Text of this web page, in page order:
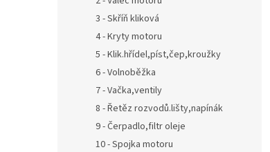
3 - Skříň kliková
4 - Kryty motoru
5 - Klik.hřídel,píst,čep,kroužky
6 - Volnoběžka
7 - Vačka,ventily
8 - Řetěz rozvodů.lišty,napínák
9 - Čerpadlo,filtr oleje
10 - Spojka motoru